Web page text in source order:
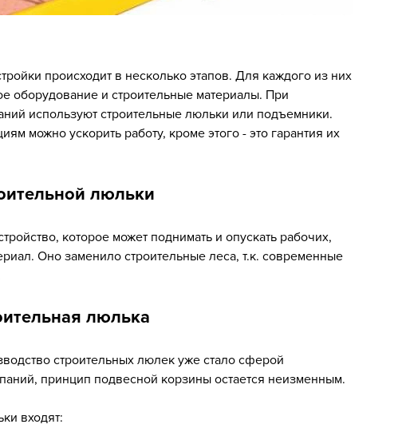
происходит в несколько этапов. Для каждого из них
оборудование и строительные материалы. При
используют строительные люльки или подъемники.
можно ускорить работу, кроме этого - это гарантия их
люльки
которое может поднимать и опускать рабочих,
Оно заменило строительные леса, т.к. современные
люлька
строительных люлек уже стало сферой
принцип подвесной корзины остается неизменным.
входят: